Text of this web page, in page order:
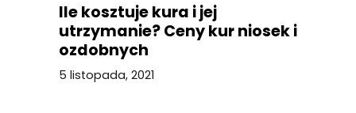
Ile kosztuje kura i jej
utrzymanie? Ceny kur niosek i
ozdobnych
5 listopada, 2021